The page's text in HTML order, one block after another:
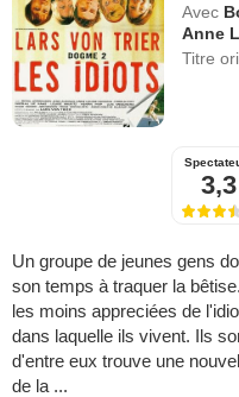
Avec
Anne
Titre
3,3
Un groupe de jeunes gens
son temps à traquer la
les moins appreciées de
dans laquelle ils vivent. Ils
d'entre eux trouve une
de la ...